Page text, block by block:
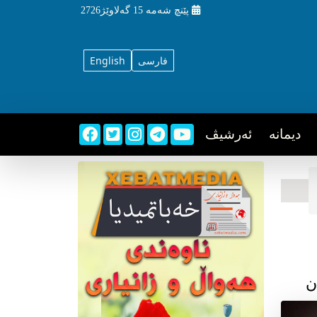
پێنچ شه‌مه‌ 15 گه‌لاوێژ2726
English فارسی
دیمانه ئه‌رشیڤ